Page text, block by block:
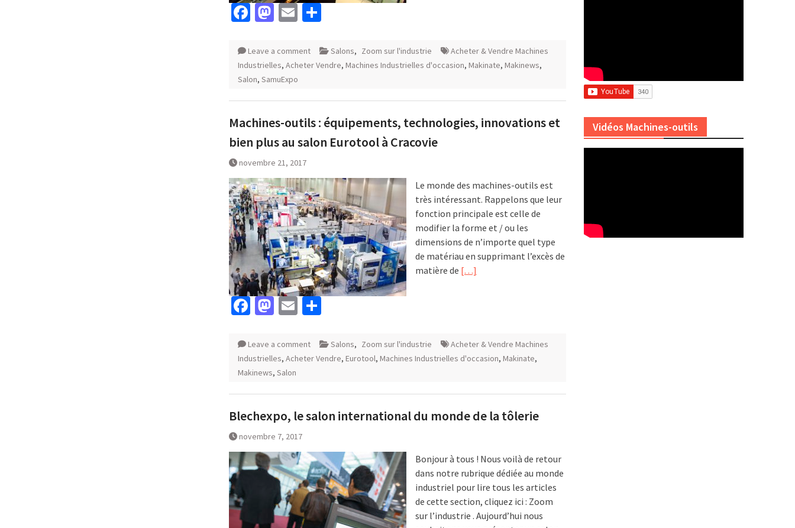
Facebook
Mastodon
Email
Leave a comment Salons, Zoom sur l'industrie
Acheter & Vendre Machines
Industrielles, Acheter Vendre, Machines Industrielles d'occasion, Makinate, Makinews,
Salon, SamuExpo
Machines-outils : équipements, technologies, innovations et
bien plus au salon Eurotool à Cracovie
novembre 21, 2017
Le monde des machines-outils est
très intéressant. Rappelons que leur
fonction principale est celle de
modifier la forme et / ou les
dimensions de n’importe quel type
de matériau en supprimant l’excès de
matière de […]
Facebook
Mastodon
Email
Leave a comment Salons, Zoom sur l'industrie
Acheter & Vendre Machines
Industrielles, Acheter Vendre, Eurotool, Machines Industrielles d'occasion, Makinate,
Makinews, Salon
Blechexpo, le salon international du monde de la tôlerie
novembre 7, 2017
Bonjour à tous ! Nous voilà de retour
dans notre rubrique dédiée au monde
industriel pour lire tous les articles
de cette section, cliquez ici : Zoom
sur l’industrie . Aujourd’hui nous
Vidéos Machines-outils